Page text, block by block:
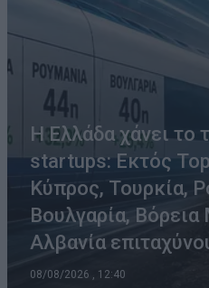
Η Ελλάδα χάνει το
startups: Εκτός
Κύπρος, Τουρκία,
Βουλγαρία, Βόρεια
Αλβανία
08/08/2026 , 12:40